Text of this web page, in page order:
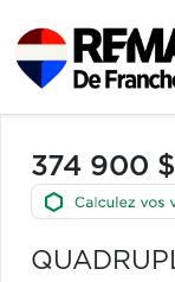
374 900 $